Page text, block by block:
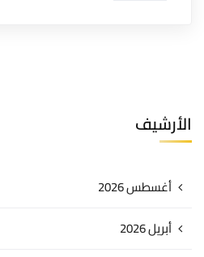
الأرشيف
أغسطس 2026
أبريل 2026